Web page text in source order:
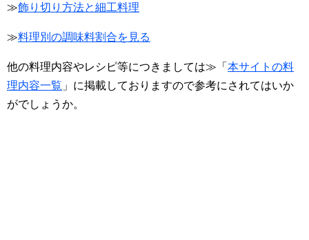
≫飾り切り方法と細工料理
≫料理別の調味料割合を見る
他の料理内容やレシピ等につきましては≫「 本サイトの料
理内容一覧 」に掲載しておりますので参考にされてはいか
がでしょうか。